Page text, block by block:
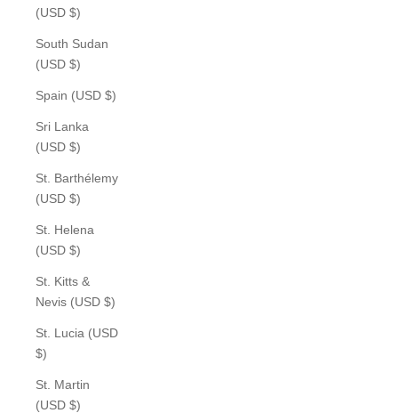
(USD $)
South Sudan
(USD $)
Spain (USD $)
Sri Lanka
(USD $)
St. Barthélemy
(USD $)
St. Helena
(USD $)
St. Kitts &
Nevis (USD $)
St. Lucia (USD
$)
St. Martin
(USD $)